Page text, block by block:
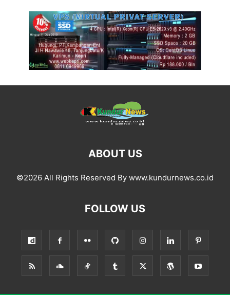
ABOUT US
©2026 All Rights Reserved By www.kundurnews.co.id
FOLLOW US